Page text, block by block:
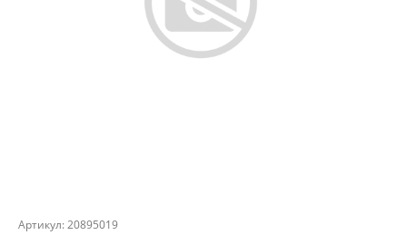
Артикул:20895019